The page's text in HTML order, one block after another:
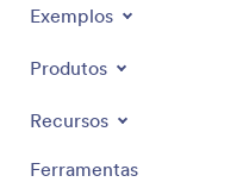
Exemplos
Produtos
Recursos
Ferramentas